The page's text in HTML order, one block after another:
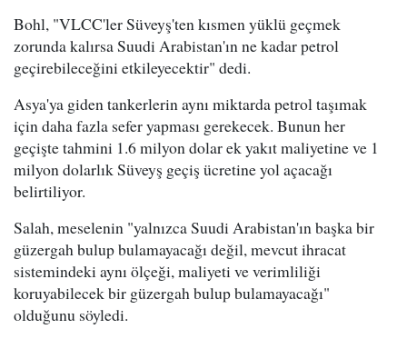
Bohl, "VLCC'ler Süveyş'ten kısmen yüklü geçmek
zorunda kalırsa Suudi Arabistan'ın ne kadar petrol
geçirebileceğini etkileyecektir" dedi.
Asya'ya giden tankerlerin aynı miktarda petrol taşımak
için daha fazla sefer yapması gerekecek. Bunun her
geçişte tahmini 1.6 milyon dolar ek yakıt maliyetine ve 1
milyon dolarlık Süveyş geçiş ücretine yol açacağı
belirtiliyor.
Salah, meselenin "yalnızca Suudi Arabistan'ın başka bir
güzergah bulup bulamayacağı değil, mevcut ihracat
sistemindeki aynı ölçeği, maliyeti ve verimliliği
koruyabilecek bir güzergah bulup bulamayacağı"
olduğunu söyledi.